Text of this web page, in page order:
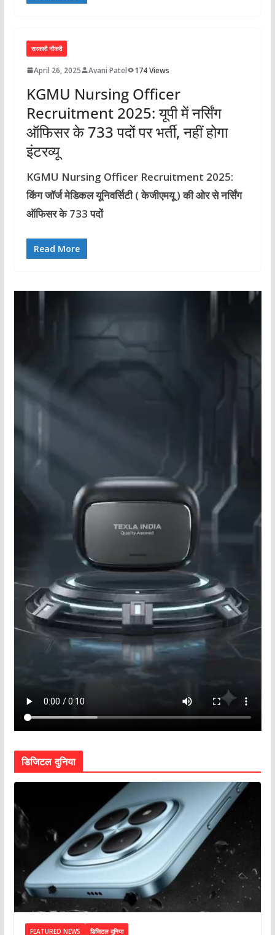
सरकारी नौकरी
April 26, 2025 Avani Patel 174 Views
KGMU Nursing Officer
Recruitment 2025: यूपी में नर्सिंग
ऑफिसर के 733 पदों पर भर्ती, नहीं होगा
इंटरव्यू
KGMU Nursing Officer Recruitment 2025:
किंग जॉर्ज मेडिकल यूनिवर्सिटी ( केजीएमयू ) की ओर से नर्सिंग
ऑफिसर के 733 पदों
Read More
डिजिटल दुनिया
FEATURED NEWS डिजिटल दुनिया